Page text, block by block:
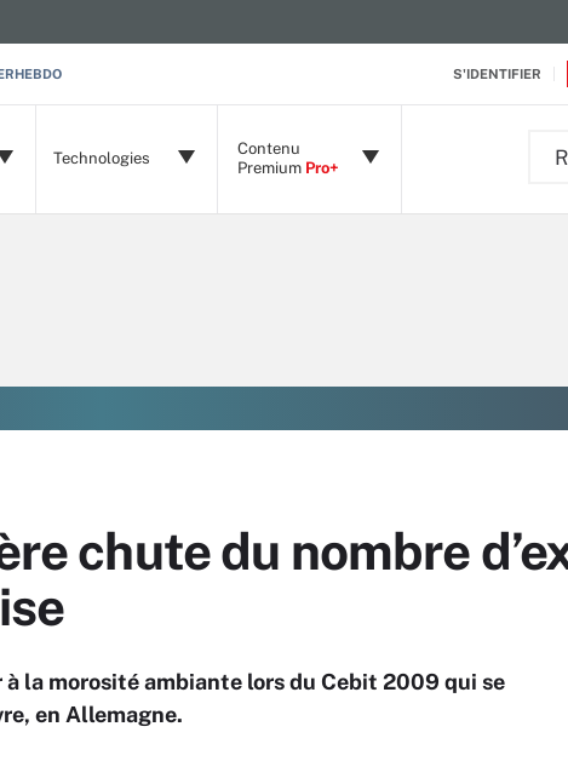
S'IDENTIFIER
Technologies
Contenu
Premium Pro+
chute du nombre
la morosité ambiante lors du Cebit 2009 qui se
en Allemagne.